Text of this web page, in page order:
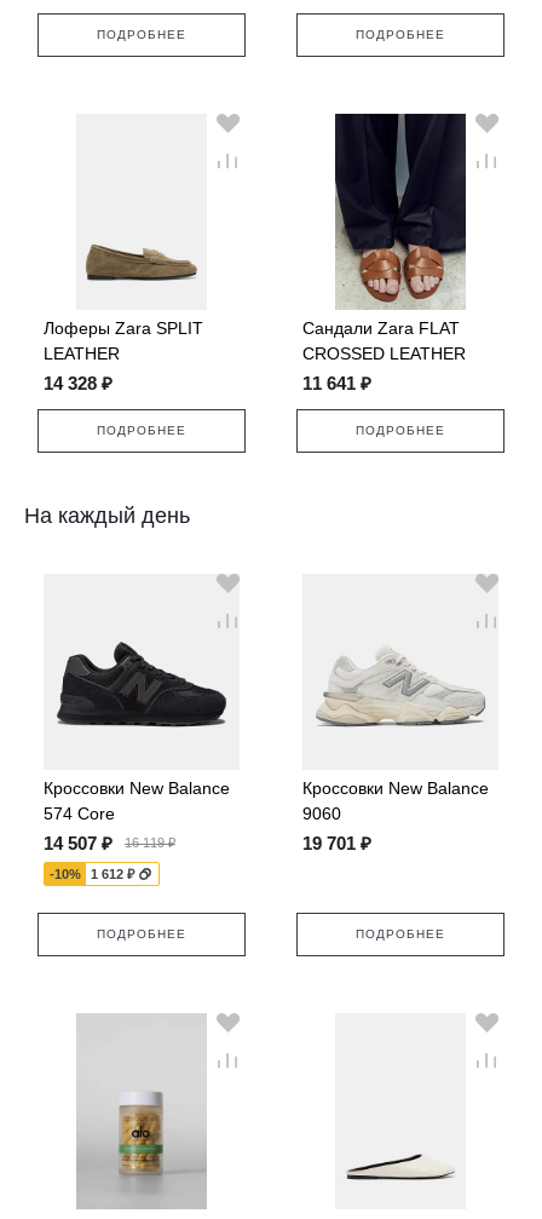
ПОДРОБНЕЕ ПОДРОБНЕЕ
Лоферы Zara SPLIT
LEATHER
14 328 ₽
ПОДРОБНЕЕ
Сандали Zara FLAT
CROSSED LEATHER
SANDALS
11 641 ₽
ПОДРОБНЕЕ
На каждый день
Кроссовки New Balance
574 Core
14 507 ₽ 16 119 ₽
-10% 1 612 ₽
ПОДРОБНЕЕ
Кроссовки New Balance
9060
19 701 ₽
ПОДРОБНЕЕ